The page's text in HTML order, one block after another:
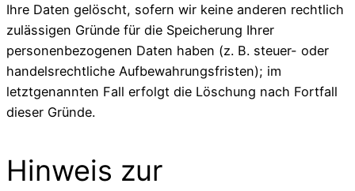
Ihre Daten gelöscht, sofern wir keine anderen rechtlich
zulässigen Gründe für die Speicherung Ihrer
personenbezogenen Daten haben (z. B. steuer- oder
handelsrechtliche Aufbewahrungsfristen); im
letztgenannten Fall erfolgt die Löschung nach Fortfall
dieser Gründe.
Hinweis zur